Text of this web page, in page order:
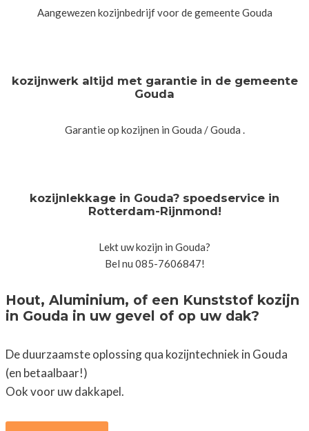
Aangewezen kozijnbedrijf voor de gemeente Gouda
kozijnwerk altijd met garantie in de gemeente
Gouda
Garantie op kozijnen in Gouda / Gouda .
kozijnlekkage in Gouda? spoedservice in
Rotterdam-Rijnmond!
Lekt uw kozijn in Gouda?
Bel nu 085-7606847!
Hout, Aluminium, of een Kunststof kozijn
in Gouda in uw gevel of op uw dak?
De duurzaamste oplossing qua kozijntechniek in Gouda
(en betaalbaar!)
Ook voor uw dakkapel.